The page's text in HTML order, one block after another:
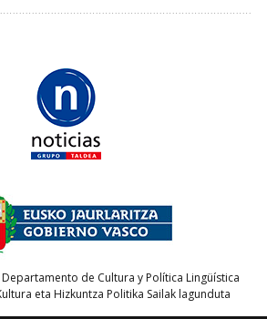
de Cultura y Política Lingüística
eta Hizkuntza Politika Sailak lagunduta